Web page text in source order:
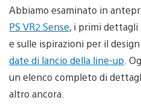
Abbiamo esaminato in
PS VR2 Sense, i primi dettagli
e sulle ispirazioni per il
date di lancio della line-up .
un elenco completo di
altro ancora.